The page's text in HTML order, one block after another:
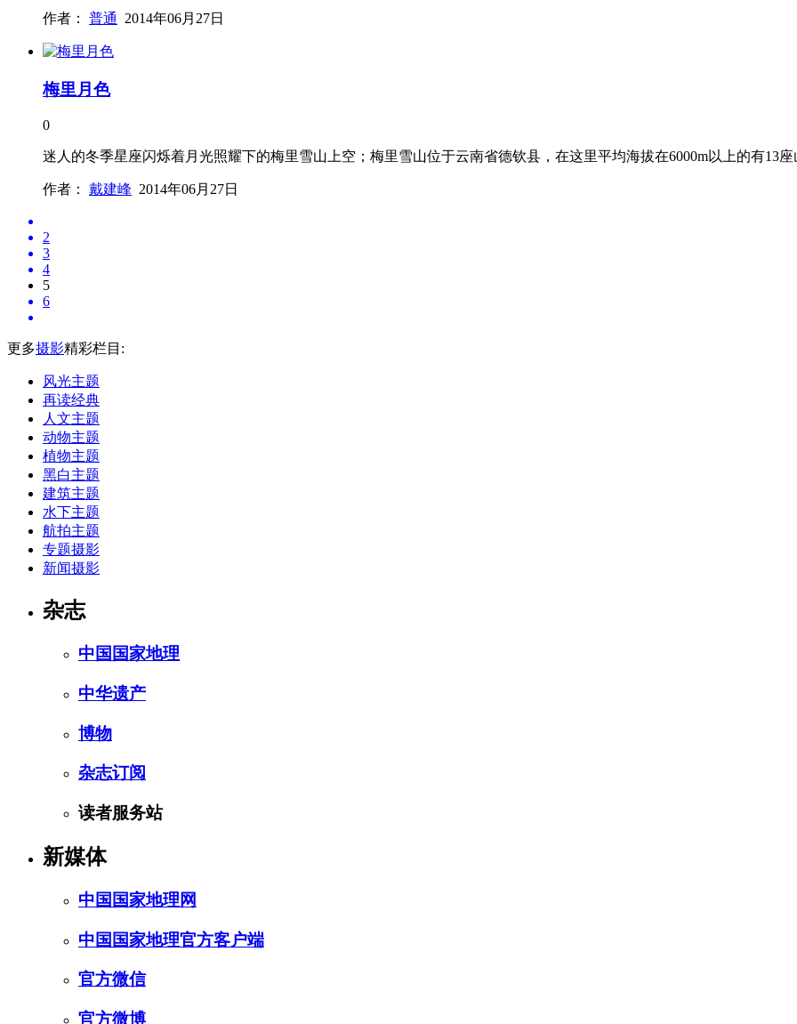
作者： 普通 2014年06月27日
梅里月色
0
迷人的冬季星座闪烁着月光照耀下的梅里雪山上空；梅里雪山位于云南省德钦县，在这里平均海拔在6000m以上的有13
作者： 戴建峰 2014年06月27日
2
3
4
5
6
更多摄影精彩栏目:
风光主题
再读经典
人文主题
动物主题
植物主题
黑白主题
建筑主题
水下主题
航拍主题
专题摄影
新闻摄影
杂志
中国国家地理
中华遗产
博物
杂志订阅
读者服务站
新媒体
中国国家地理网
中国国家地理官方客户端
官方微信
官方微博